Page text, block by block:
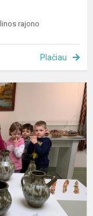
rajono
Plačiau